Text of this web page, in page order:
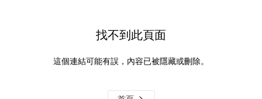
找不到此頁面
這個連結可能有誤，內容已被隱藏或刪除。